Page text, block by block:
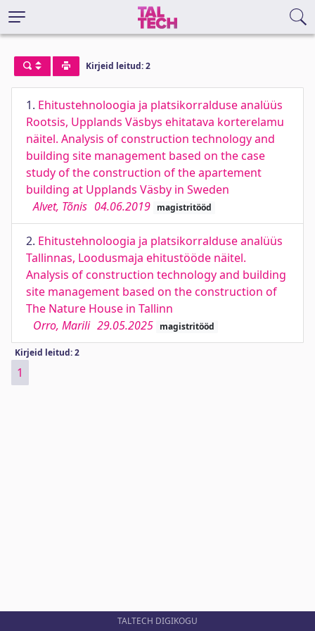
Kirjeid leitud: 2
1. Ehitustehnoloogia ja platsikorralduse analüüs
Rootsis, Upplands Väsbys ehitatava korterelamu
näitel. Analysis of construction technology and
building site management based on the case
study of the construction of the apartement
building at Upplands Väsby in Sweden
Alvet, Tõnis 04.06.2019 magistritööd
2. Ehitustehnoloogia ja platsikorralduse analüüs
Tallinnas, Loodusmaja ehitustööde näitel.
Analysis of construction technology and building
site management based on the construction of
The Nature House in Tallinn
Orro, Marili 29.05.2025 magistritööd
Kirjeid leitud: 2
1
TALTECH DIGIKOGU